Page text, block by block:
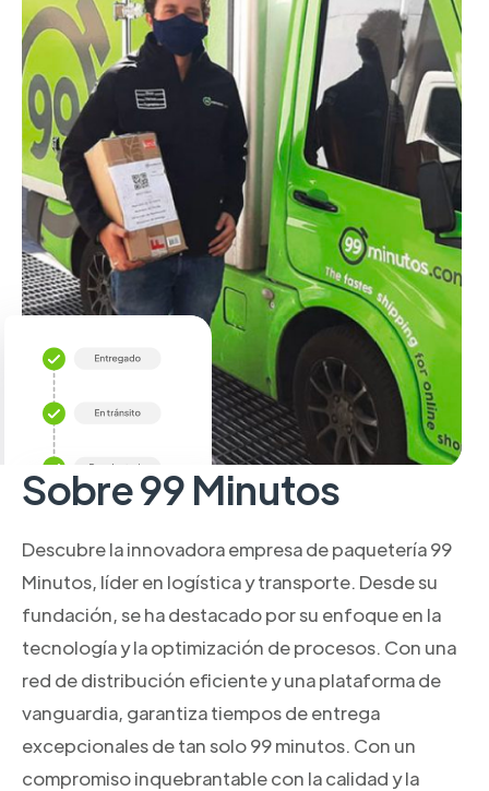
Sobre 99 Minutos
Descubre la innovadora empresa de paquetería 99
Minutos, líder en logística y transporte. Desde su
fundación, se ha destacado por su enfoque en la
tecnología y la optimización de procesos. Con una
red de distribución eficiente y una plataforma de
vanguardia, garantiza tiempos de entrega
excepcionales de tan solo 99 minutos. Con un
compromiso inquebrantable con la calidad y la